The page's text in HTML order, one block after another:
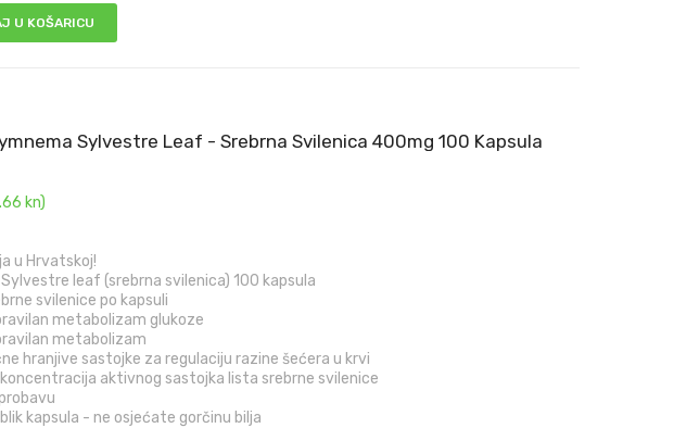
U KOŠARICU
Sylvestre Leaf - Srebrna Svilenica 400mg 100 Kapsula
kn)
u Hrvatskoj!
leaf (srebrna svilenica) 100 kapsula
svilenice po kapsuli
metabolizam glukoze
metabolizam
hranjive sastojke za regulaciju razine šećera u krvi
aktivnog sastojka lista srebrne svilenice
kapsula - ne osjećate gorčinu bilja